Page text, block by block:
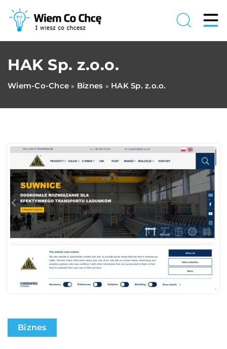
HAK Sp. z.o.o.
Wiem-Co-Chce » Biznes » HAK Sp. z.o.o.
Biznes